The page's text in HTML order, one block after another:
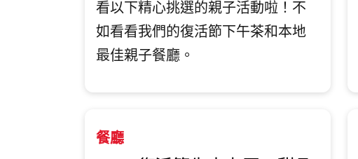
看以下精心挑選的親子活動啦！不
如看看我們的復活節下午茶和本地
最佳親子餐廳。
餐廳